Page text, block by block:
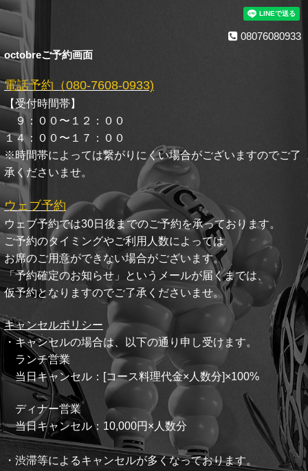
08076080933
octobreご予約画面
電話予約（080-7608-0933)
【受付時間帯】
９：００〜１２：００
１４：００〜１７：００
※時間帯によっては繋がりにくい場合がございますのでご了
承くださいませ。
ウェブ予約
ウェブ予約では30日後までのご予約を承っております。
ご予約のタイミングやご利用人数によっては
お席のご用意ができない場合がございます。
「予約確定のお知らせ」というメールが届くまでは、
仮予約となりますのでご了承くださいませ。
キャンセルポリシー
・キャンセルの場合は、以下の通り申し受けます。
ランチ営業
当日キャンセル：[コース料理代金×人数分]×100%
ディナー営業
当日キャンセル：10,000円×人数分
・渋滞等によるキャンセルが多くなっております。